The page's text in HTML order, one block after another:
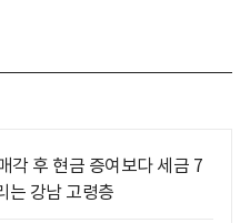
각 후 현금 증여보다 세금 7
는 강남 고령층